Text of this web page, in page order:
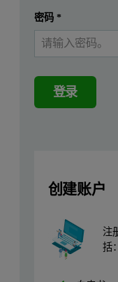
经过调查，在使用
Mastersizer
2024 年 3 月推出
Size Sure
，
Data Quality
密码 *
登录
创建账户
注
括：